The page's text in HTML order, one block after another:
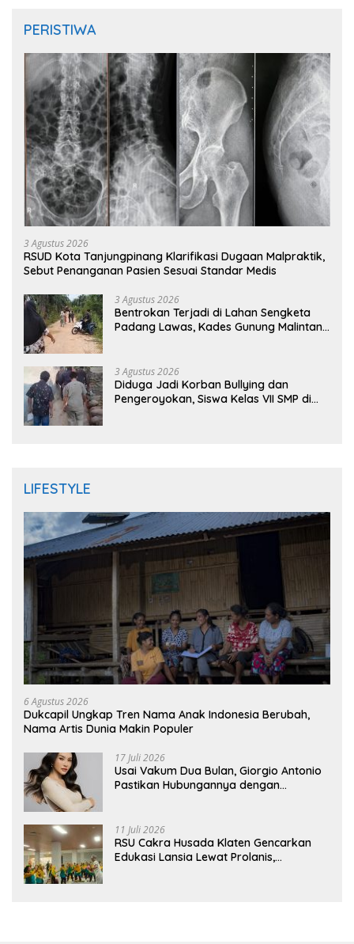
PERISTIWA
3 Agustus 2026
RSUD Kota Tanjungpinang Klarifikasi Dugaan Malpraktik,
Sebut Penanganan Pasien Sesuai Standar Medis
3 Agustus 2026
Bentrokan Terjadi di Lahan Sengketa
Padang Lawas, Kades Gunung Malintang
3 Agustus 2026
Diduga Jadi Korban Bullying dan
Pengeroyokan, Siswa Kelas VII SMP di
LIFESTYLE
6 Agustus 2026
Dukcapil Ungkap Tren Nama Anak Indonesia Berubah,
Nama Artis Dunia Makin Populer
17 Juli 2026
Usai Vakum Dua Bulan, Giorgio Antonio
Pastikan Hubungannya dengan
11 Juli 2026
RSU Cakra Husada Klaten Gencarkan
Edukasi Lansia Lewat Prolanis,